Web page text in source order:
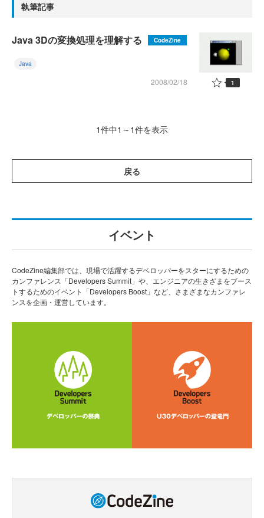
執筆記事
Java 3Dの変換処理を理解する CodeZine
Java
2008/02/18 1
1件中1～1件を表示
戻る
イベント
CodeZine編集部では、現場で活躍するデベロッパーをスターにするための
カンファレンス「Developers Summit」や、エンジニアの生きざまをブース
トするためのイベント「Developers Boost」など、さまざまなカンファレ
ンスを企画・運営しています。